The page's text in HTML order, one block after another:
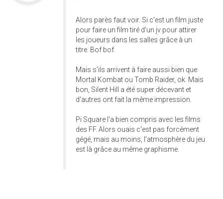
Alors parès faut voir. Si c'est un film juste
pour faire un film tiré d'un jv pour attirer
les joueurs dans les salles grâce à un
titre. Bof bof.
Mais s'ils arrivent à faire aussi bien que
Mortal Kombat ou Tomb Raider, ok. Mais
bon, Silent Hill a été super décevant et
d'autres ont fait la même impression.
Pi Square l'a bien compris avec les films
des FF. Alors ouais c'est pas forcément
gégé, mais au moins, l'atmosphère du jeu
est là grâce au même graphisme.